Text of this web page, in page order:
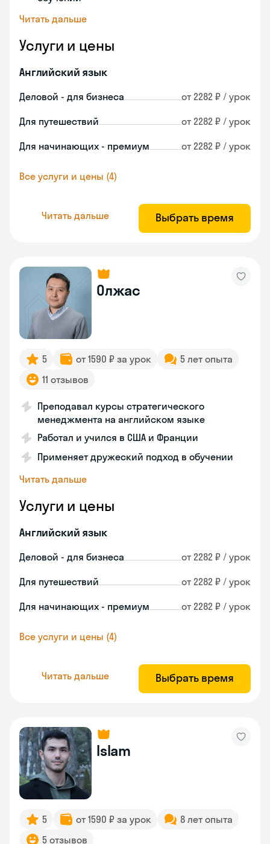
Читать дальше
Услуги и цены
Английский язык
Деловой - для бизнеса от 2282 ₽ / урок
Для путешествий от 2282 ₽ / урок
Для начинающих - премиум от 2282 ₽ / урок
Все услуги и цены (4)
Читать дальше Выбрать время
Олжас
5 от 1590 ₽ за урок
5 лет опыта
11 отзывов
Преподавал курсы стратегического
менеджмента на английском языке
Работал и учился в США и Франции
Применяет дружеский подход в обучении
Читать дальше
Услуги и цены
Английский язык
Деловой - для бизнеса от 2282 ₽ / урок
Для путешествий от 2282 ₽ / урок
Для начинающих - премиум от 2282 ₽ / урок
Все услуги и цены (4)
Читать дальше Выбрать время
Islam
5 от 1590 ₽ за урок
8 лет опыта
5 отзывов